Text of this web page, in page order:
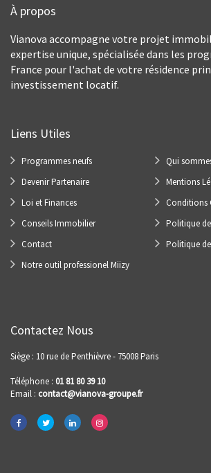
À propos
Vianova accompagne votre projet
expertise unique, spécialisée dans les
France pour l'achat de votre résidence
investissement locatif.
Liens Utiles
Programmes neufs
Devenir Partenaire
Loi et Finances
Conseils Immobilier
Contact
Notre outil professionel Miizy
Qui
Mentions
Conditions
Politique
Politique
Contactez Nous
Siège : 10 rue de Penthièvre - 75008 Paris
Téléphone : 01 81 80 39 10
Email : contact@vianova-groupe.fr